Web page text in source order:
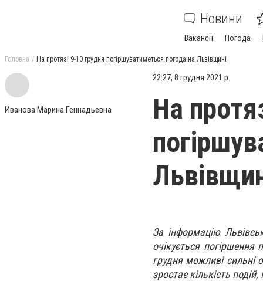
Новини
Вакансії Погода
Головна На протязі 9-10 грудня погіршуватиметься погода на Львівщині
Иванова Марина Геннадьевна
22:27, 8 грудня 2021 р.
На
За інформацію
очікується
грудня можливі сильні
зростає кількість